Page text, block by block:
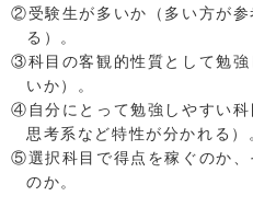
②受験生が多いか（多い方が
る）。
③科目の客観的性質として勉
いか）。
④自分にとって勉強しやすい
思考系など特性が分かれる）
⑤選択科目で得点を稼ぐのか
のか。